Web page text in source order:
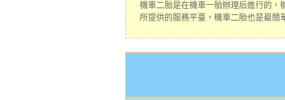
機車二胎是在機車一胎辦理后進行的，
所提供的服務平臺，機車二胎也是最簡